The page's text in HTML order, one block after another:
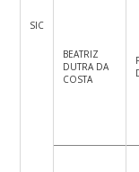
SIC
BEATRIZ
DUTRA DA
COSTA